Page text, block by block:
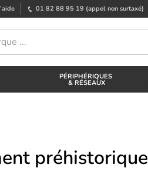
01 82 88 95 19 (appel non surtaxé)
PÉRIPHÉRIQUES
& RÉSEAUX
préhistorique